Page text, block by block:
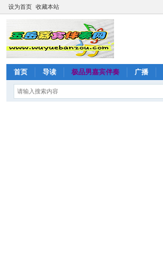
设为首页 收藏本站
首页 导读 极品男嘉宾伴奏 广播